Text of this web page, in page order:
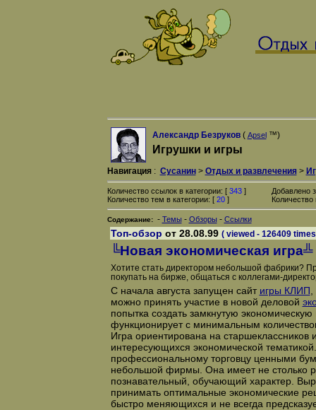
Александр Безруков( Apsel™)
Игрушки и игры
Навигация: Сусанин> Отдых и развлечения>
Количество ссылок в категории: [ 343]
Количество тем в категории: [ 20]
Добавлено
Содержание: - Темы - Обзоры - Ссылки
Топ-обзор от 28.08.99 ( viewed - 126409
╚Новая экономическая игра╩
Хотите стать директором небольшой фабрики?
покупать на бирже, общаться с коллегами-
С начала августа запущен сайт игры КЛИП
можно принять участие в новой деловой
попытка создать замкнутую
функционирует с минимальным
Игра ориентирована на старшеклассников
интересующихся экономической
профессиональному торговцу ценными
небольшой фирмы. Она имеет не столько
познавательный, обучающий характер.
принимать оптимальные экономические
быстро меняющихся и не всегда